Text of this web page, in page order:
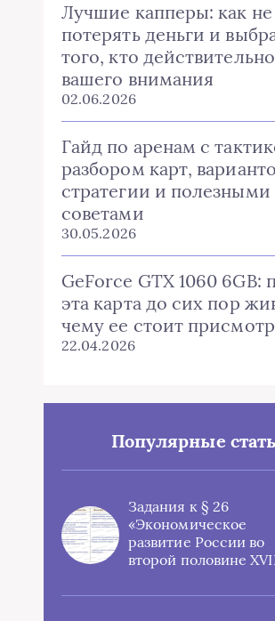
Лучшие капперы: как не
потерять деньги и
того, кто
вашего внимания
02.06.2026
Гайд по аренам с
разбором карт,
стратегии и полезными
советами
30.05.2026
GeForce GTX 1060 6GB:
эта карта до сих пор
чему ее стоит
22.04.2026
Популярные
Задания к § 26
«Экономическое
развитие России во
второй половине